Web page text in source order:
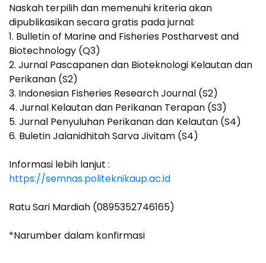
Naskah terpilih dan memenuhi kriteria akan
dipublikasikan secara gratis pada jurnal:
1. Bulletin of Marine and Fisheries Postharvest and
Biotechnology (Q3)
2. Jurnal Pascapanen dan Bioteknologi Kelautan dan
Perikanan (S2)
3. Indonesian Fisheries Research Journal (S2)
4. Jurnal Kelautan dan Perikanan Terapan (S3)
5. Jurnal Penyuluhan Perikanan dan Kelautan (S4)
6. Buletin Jalanidhitah Sarva Jivitam (S4)
Informasi lebih lanjut :
https://semnas.politeknikaup.ac.id
Ratu Sari Mardiah (0895352746165)
*Narumber dalam konfirmasi